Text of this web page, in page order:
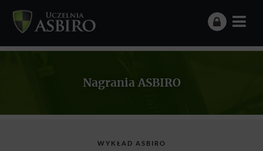
Nagrania ASBIRO
WYKŁAD ASBIRO